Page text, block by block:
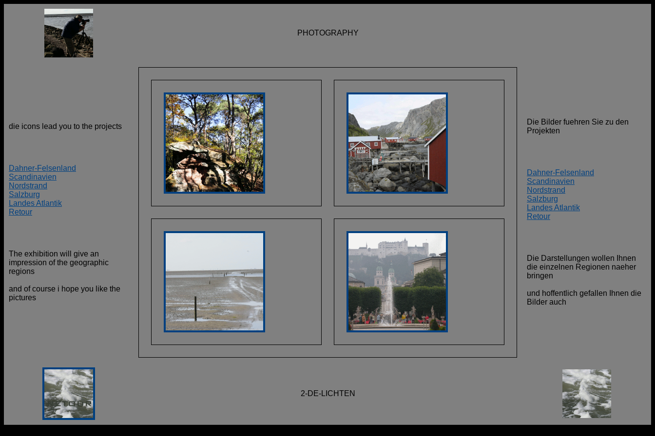
PHOTOGRAPHY
die icons lead you to the projects
Dahner-Felsenland
Scandinavien
Nordstrand
Salzburg
Landes Atlantik
Retour
The exhibition will give an
impression of the geographic
regions
and of course i hope you like the
pictures
Die Bilder fuehren Sie zu den
Projekten
Dahner-Felsenland
Scandinavien
Nordstrand
Salzburg
Landes Atlantik
Retour
Die Darstellungen wollen Ihnen
die einzelnen Regionen naeher
bringen
und hoffentlich gefallen Ihnen die
Bilder auch
2-DE-LICHTEN